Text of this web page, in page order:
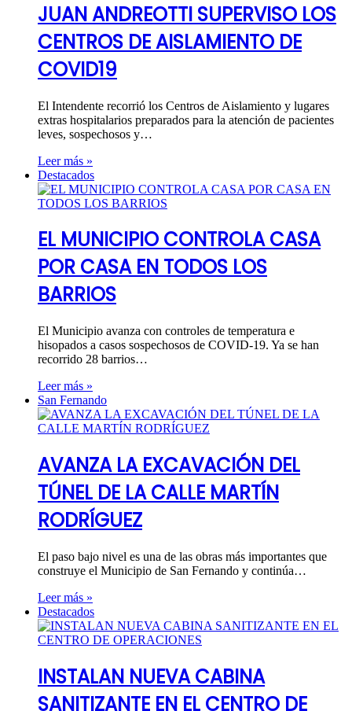
JUAN ANDREOTTI SUPERVISO LOS
CENTROS DE AISLAMIENTO DE
COVID19
El Intendente recorrió los Centros de Aislamiento y lugares
extras hospitalarios preparados para la atención de pacientes
leves, sospechosos y…
Leer más »
Destacados
EL MUNICIPIO CONTROLA CASA
POR CASA EN TODOS LOS
BARRIOS
El Municipio avanza con controles de temperatura e
hisopados a casos sospechosos de COVID-19. Ya se han
recorrido 28 barrios…
Leer más »
San Fernando
AVANZA LA EXCAVACIÓN DEL
TÚNEL DE LA CALLE MARTÍN
RODRÍGUEZ
El paso bajo nivel es una de las obras más importantes que
construye el Municipio de San Fernando y continúa…
Leer más »
Destacados
INSTALAN NUEVA CABINA
SANITIZANTE EN EL CENTRO DE